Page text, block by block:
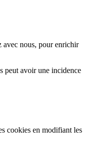
avec nous, pour enrichir
peut avoir une incidence
cookies en modifiant les